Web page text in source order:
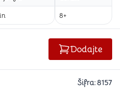
8+
Dodajte
Šifra:8157